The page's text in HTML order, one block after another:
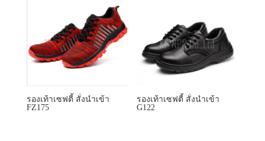
รองเท้าเซฟตี้ สั่งนำเข้า